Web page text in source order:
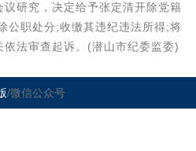
研究，决定给予张定清开除党籍
公职处分;收缴其违纪违法所得;将
法审查起诉。(潜山市纪委监委)
/微信公众号